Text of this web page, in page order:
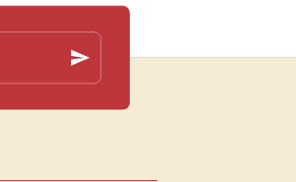
send